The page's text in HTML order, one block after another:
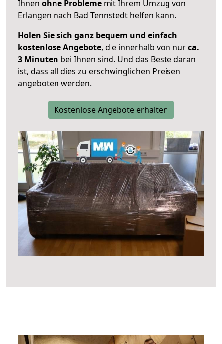
Ihnen ohne Probleme mit Ihrem Umzug von
Erlangen nach Bad Tennstedt helfen kann.
Holen Sie sich ganz bequem und einfach
kostenlose Angebote, die innerhalb von nurca.
3 Minuten bei Ihnen sind. Und das Beste daran
ist, dass all dies zu erschwinglichen Preisen
angeboten werden.
Kostenlose Angebote erhalten